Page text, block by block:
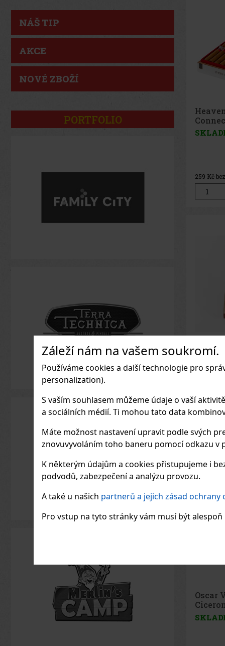
Záleží nám na vašem soukromí.
Používáme cookies a další technologie pro
personalization).
S vaším souhlasem můžeme údaje o vaší
a sociálních médií. Ti mohou tato data
Máte možnost nastavení upravit podle svých
znovuvyvoláním toho baneru pomocí odkazu v
K některým údajům a cookies přistupujeme i
podvodů, zabezpečení a analýzu provozu.
A také u našich partnerů a jejich zásad ochrany
Pro vstup na tyto stránky vám musí být
NÁŠ TIP
AKCE
NOVÉ ZBOŽÍ
PORTFOLIO
259 Kč
Leaf by
Oscar